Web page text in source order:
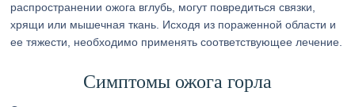
распространении ожога вглубь, могут повредиться связки,
хрящи или мышечная ткань. Исходя из пораженной области и
ее тяжести, необходимо применять соответствующее лечение.
Симптомы ожога горла